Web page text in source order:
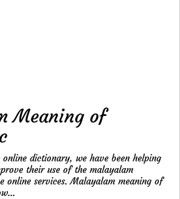
Meaning of
dictionary, we have been helping
their use of the malayalam
online services. Malayalam meaning of